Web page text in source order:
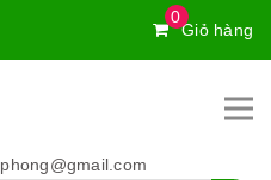
0
Giỏ hàng